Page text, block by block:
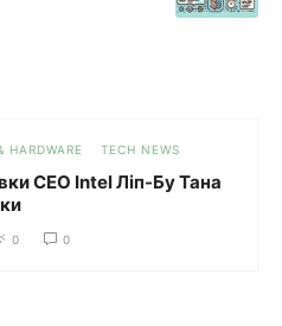
HARDWARE TECH NEWS
CEO Intel Ліп-Бу Тана
0 0